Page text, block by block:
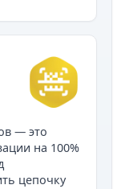
— это
на 100%
цепочку